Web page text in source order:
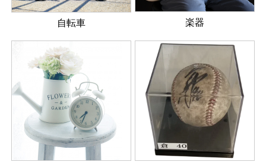
自転車 楽器